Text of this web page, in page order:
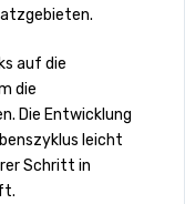
auf die
die
Die Entwicklung
leicht
Schritt in